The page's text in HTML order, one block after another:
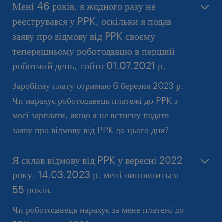
відкоригована, платіж до PPK повернеться
4. платежі PPK осіб, які не поновлять відмову від PPK,
будуть перераховані 01-15 квітня 2023 р. на їхні
індивідуальні рахунки PPK у PKO TFI
Так, якщо Ви не складете відмову від PPK до
терміну нарахування зарплати, роботодавець
повинен буде нарахувати платежі до PPK, оскільки
Вам не виповниться 55 років до 1 квітня 2023 р.
Проте, якщо Ви подасте заяву про відмову пізніше,
але ще в березні 2023 року, тобто до терміну
перерахування платежів PPK у фінансову установу,
нарахування платежів PPK буде відкориговано і
Ваші кошти повернуться.
Мені 46 років, я жодного разу не
реєструвався у PPK, оскільки я подав
заяву про відмову від PPK своєму
теперешньому роботодавцю в перший
роботчий день, тобто 01.07.2021 р.
Заробітну плату отримаю 6 березня 2023 р.
Чи нарахує роботодавець платежі до PPK з
моєї зарплати, якщо я не встигну подати
заяву про відмову від PPK до цього дня?
У цьому випадку роботодавець спочатку повинен
буде укласти договір PPK від вашого імені,
оскільки, як випливає з Вашого запитання, Ви
роботодавця. При великій кількості працівників
Я склав відмову від PPK у вересні 2022
року. 14.03.2023 р. мені виповниться
55 років.
Чи роботодавець нарахує за мене платежі до